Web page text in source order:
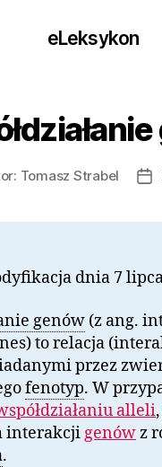
eLeksykon
Tomasz Strabel
dnia 7
genów (z ang.
to relacja
przez
fenotyp. W
alleli
interakcji genówz
.